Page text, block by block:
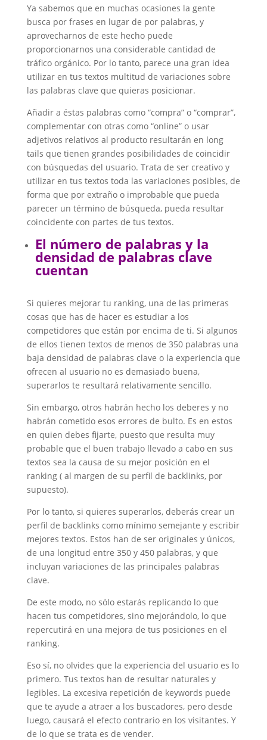
Ya sabemos que en muchas ocasiones la gente
busca por frases en lugar de por palabras, y
aprovecharnos de este hecho puede
proporcionarnos una considerable cantidad de
tráfico orgánico. Por lo tanto, parece una gran idea
utilizar en tus textos multitud de variaciones sobre
las palabras clave que quieras posicionar.
Añadir a éstas palabras como “compra” o “comprar”,
complementar con otras como “online” o usar
adjetivos relativos al producto resultarán en long
tails que tienen grandes posibilidades de coincidir
con búsquedas del usuario. Trata de ser creativo y
utilizar en tus textos toda las variaciones posibles, de
forma que por extraño o improbable que pueda
parecer un término de búsqueda, pueda resultar
coincidente con partes de tus textos.
El número de palabras y la
densidad de palabras clave
cuentan
Si quieres mejorar tu ranking, una de las primeras
cosas que has de hacer es estudiar a los
competidores que están por encima de ti. Si algunos
de ellos tienen textos de menos de 350 palabras una
baja densidad de palabras clave o la experiencia que
ofrecen al usuario no es demasiado buena,
superarlos te resultará relativamente sencillo.
Sin embargo, otros habrán hecho los deberes y no
habrán cometido esos errores de bulto. Es en estos
en quien debes fijarte, puesto que resulta muy
probable que el buen trabajo llevado a cabo en sus
textos sea la causa de su mejor posición en el
ranking ( al margen de su perfil de backlinks, por
supuesto).
Por lo tanto, si quieres superarlos, deberás crear un
perfil de backlinks como mínimo semejante y escribir
mejores textos. Estos han de ser originales y únicos,
de una longitud entre 350 y 450 palabras, y que
incluyan variaciones de las principales palabras
clave.
De este modo, no sólo estarás replicando lo que
hacen tus competidores, sino mejorándolo, lo que
repercutirá en una mejora de tus posiciones en el
ranking.
Eso sí, no olvides que la experiencia del usuario es lo
primero. Tus textos han de resultar naturales y
legibles. La excesiva repetición de keywords puede
que te ayude a atraer a los buscadores, pero desde
luego, causará el efecto contrario en los visitantes. Y
de lo que se trata es de vender.